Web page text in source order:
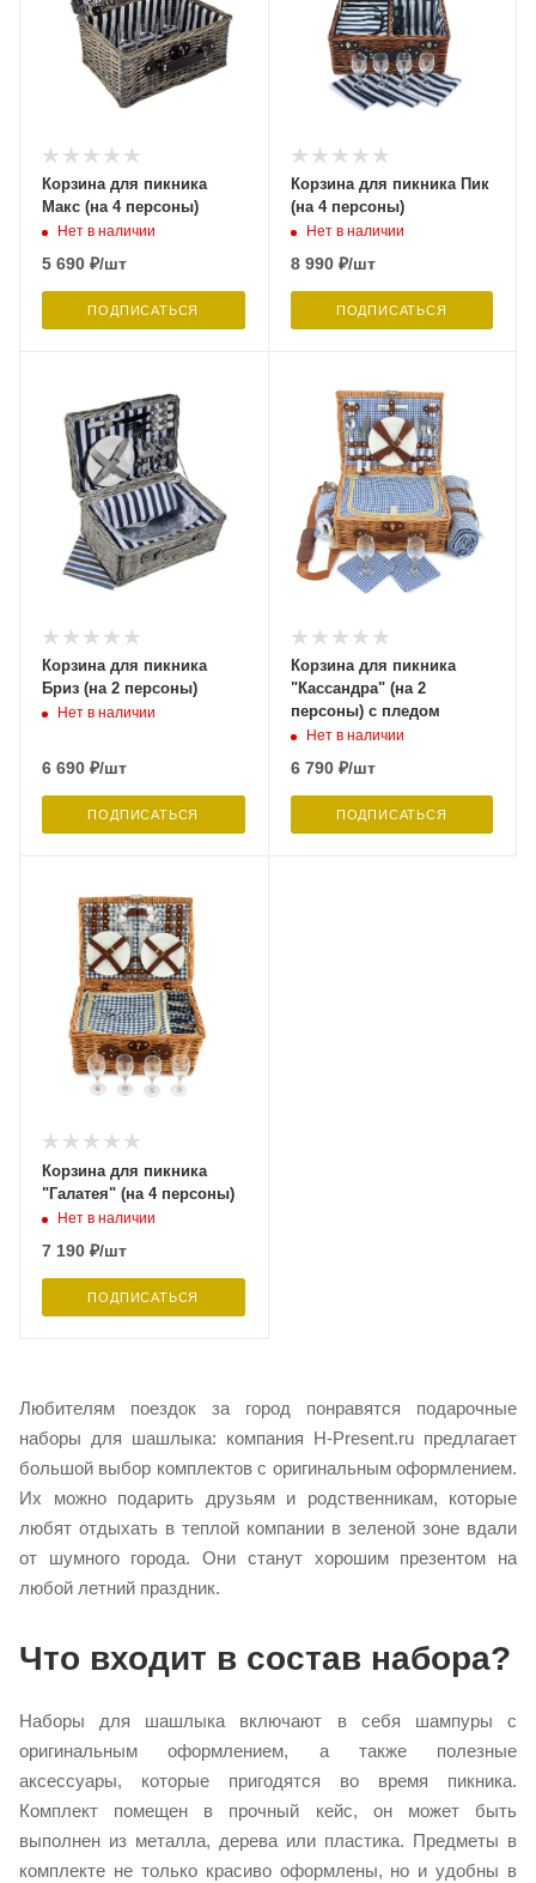
Корзина для пикника
Макс (на 4 персоны)
Нет в наличии
5 690 ₽/шт
ПОДПИСАТЬСЯ
Корзина для пикника Пик
(на 4 персоны)
Нет в наличии
8 990₽/шт
ПОДПИСАТЬСЯ
Корзина для пикника
Бриз (на 2 персоны)
Нет в наличии
6 690 ₽/шт
ПОДПИСАТЬСЯ
Корзина для пикника
"Кассандра" (на 2
персоны) с пледом
Нет в наличии
6 790₽/шт
ПОДПИСАТЬСЯ
Корзина для пикника
"Галатея" (на 4 персоны)
Нет в наличии
7 190 ₽/шт
ПОДПИСАТЬСЯ
Любителям поездок за город понравятся подарочные
наборы для шашлыка: компания H-Present.ru предлагает
большой выбор комплектов с оригинальным оформлением.
Их можно подарить друзьям и родственникам, которые
любят отдыхать в теплой компании в зеленой зоне вдали
от шумного города. Они станут хорошим презентом на
любой летний праздник.
Что входит в состав набора?
Наборы для шашлыка включают в себя шампуры с
оригинальным оформлением, а также полезные
аксессуары, которые пригодятся во время пикника.
Комплект помещен в прочный кейс, он может быть
выполнен из металла, дерева или пластика. Предметы в
комплекте не только красиво оформлены, но и удобны в